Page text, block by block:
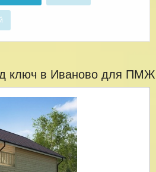
ключ в Иваново для ПМЖ